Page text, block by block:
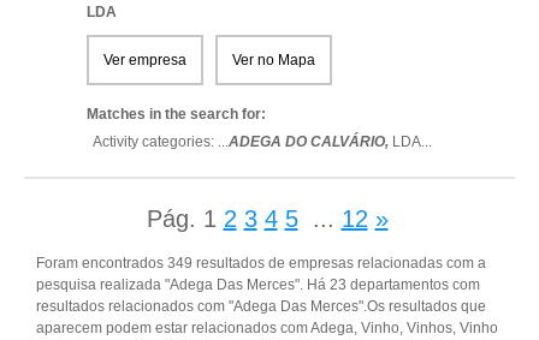
LDA
Ver empresa Ver no Mapa
Matches in the search for:
Activity categories: ...ADEGA DO CALVÁRIO, LDA...
Pág. 1 2 3 4 5 ... 12 »
Foram encontrados 349 resultados de empresas relacionadas com a
pesquisa realizada "Adega Das Merces". Há 23 departamentos com
resultados relacionados com "Adega Das Merces".Os resultados que
aparecem podem estar relacionados com Adega, Vinho, Vinhos, Vinho